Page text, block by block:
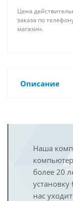
Цена
заказа по
магазин.
Описание
Наша
более 20
нас